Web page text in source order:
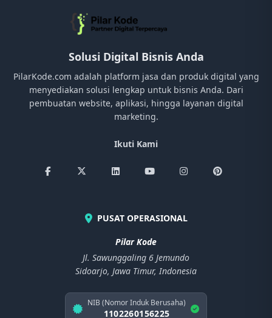
Solusi Digital Bisnis Anda
PilarKode.com adalah platform jasa dan produk digital yang
menyediakan solusi lengkap untuk bisnis Anda. Dari
pembuatan website, aplikasi, hingga layanan digital
marketing.
Ikuti Kami
PUSAT OPERASIONAL
Pilar Kode
Jl. Sawunggaling 6 Jemundo
Sidoarjo, Jawa Timur, Indonesia
NIB (Nomor Induk Berusaha)
1102260156225